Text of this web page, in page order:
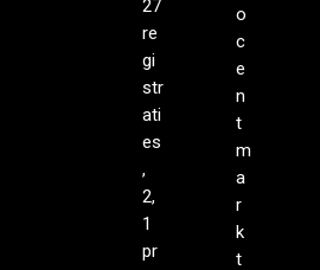
27
re
gi
str
ati
es
,
2,
1
pr
o
c
e
n
t
m
a
r
k
t